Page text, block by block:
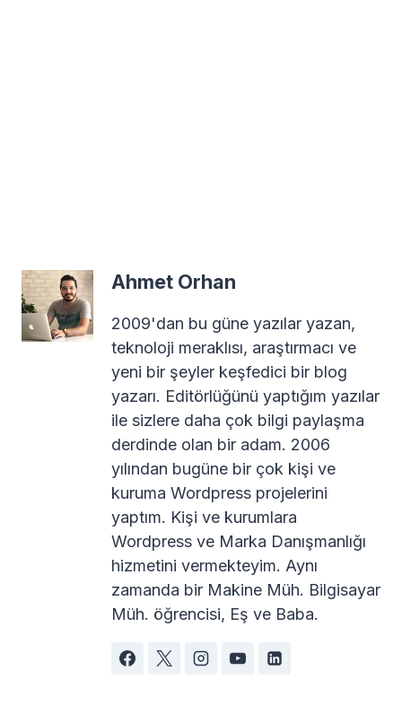
Ahmet Orhan
2009'dan bu güne yazılar yazan,
teknoloji meraklısı, araştırmacı ve
yeni bir şeyler keşfedici bir blog
yazarı. Editörlüğünü yaptığım yazılar
ile sizlere daha çok bilgi paylaşma
derdinde olan bir adam. 2006
yılından bugüne bir çok kişi ve
kuruma Wordpress projelerini
yaptım. Kişi ve kurumlara
Wordpress ve Marka Danışmanlığı
hizmetini vermekteyim. Aynı
zamanda bir Makine Müh. Bilgisayar
Müh. öğrencisi, Eş ve Baba.